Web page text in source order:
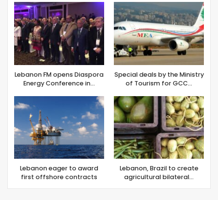
Lebanon FM opens Diaspora
Energy Conference in…
Lebanon eager to award
first offshore contracts
Special deals by the Ministry
of Tourism for GCC…
Lebanon, Brazil to create
agricultural bilateral…